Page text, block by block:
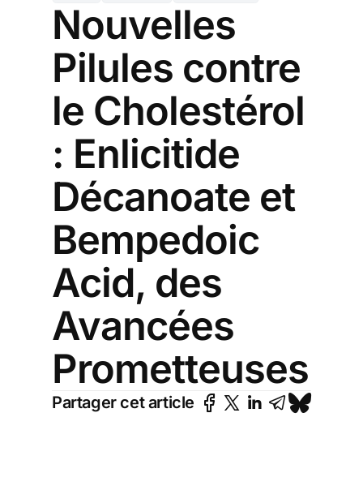
Nouvelles
Pilules contre
le Cholestérol
: Enlicitide
Décanoate et
Bempedoic
Acid, des
Avancées
Prometteuses
Partager cet article